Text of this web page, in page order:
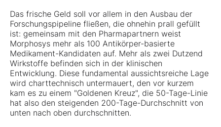
Das frische Geld soll vor allem in den Ausbau der
Forschungspipeline fließen, die ohnehin prall gefüllt
ist: gemeinsam mit den Pharmapartnern weist
Morphosys mehr als 100 Antikörper-basierte
Medikament-Kandidaten auf. Mehr als zwei Dutzend
Wirkstoffe befinden sich in der klinischen
Entwicklung. Diese fundamental aussichtsreiche Lage
wird charttechnisch untermauert, den vor kurzem
kam es zu einem "Goldenen Kreuz", die 50-Tage-Linie
hat also den steigenden 200-Tage-Durchschnitt von
unten nach oben durchschnitten.